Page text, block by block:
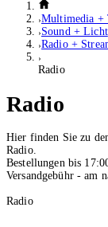
Multimedia +
Sound + Licht
Radio +
Radio
Radio
Hier finden Sie zu
Radio.
Bestellungen bis
Versandgebühr - am
Radio